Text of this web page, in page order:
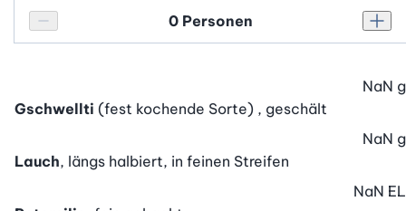
Personenanzahl verringern
Personenanzahl
Gschwellti (fest kochende Sorte) , geschält
NaN g
Lauch, längs halbiert, in feinen Streifen
NaN g
NaN EL